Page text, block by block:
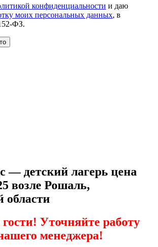
конфиденциальности и даю
моих персональных данных, в
ФЗ.
— детский лагерь цена
возле Рошаль,
области
Уточняйте работу
менеджера!